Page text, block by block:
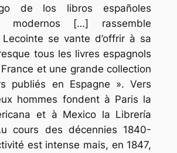
de los libros españoles
modernos […] rassemble
se vante d’offrir à sa
tous les livres espagnols
et une grande collection
publiés en Espagne ». Vers
hommes fondent à Paris la
et à Mexico la Librería
cours des décennies 1840-
est intense mais, en 1847,